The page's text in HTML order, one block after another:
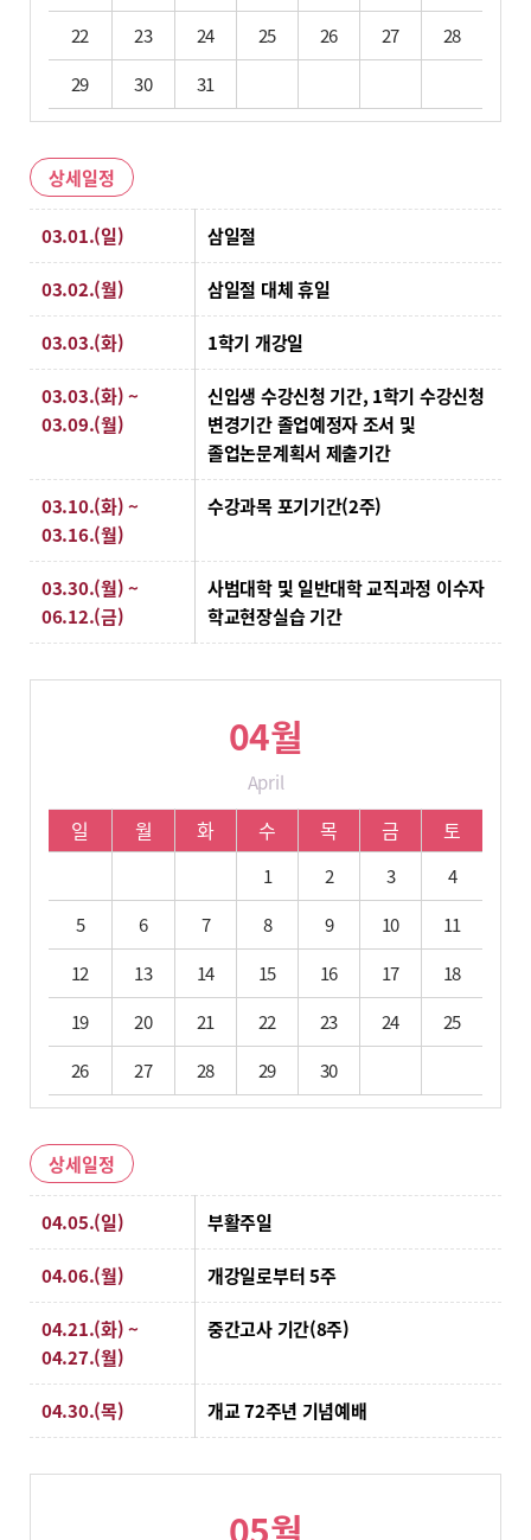
22
23 24 25 26 27
28
29
30 31
상세일정
상세일정
03.01.(일)
삼일절
03.02.(월) 삼일절 대체 휴일
03.03.(화) 1학기 개강일
03.03.(화) ~
03.09.(월)
신입생 수강신청 기간, 1학기 수강신청
변경기간 졸업예정자 조서 및
졸업논문계획서 제출기간
03.10.(화) ~
03.16.(월)
수강과목 포기기간(2주)
03.30.(월) ~
06.12.(금)
사범대학 및 일반대학 교직과정 이수자
학교현장실습 기간
04월
April
04월 학사 일정입니다.
일 월 화 수 목 금 토
1 2 3
4
5
6 7 8 9 10
11
12
13 14 15 16 17
18
19
20 21 22 23 24
25
26
27 28 29 30
상세일정
상세일정
04.05.(일)
부활주일
04.06.(월) 개강일로부터 5주
04.21.(화) ~
04.27.(월)
중간고사 기간(8주)
04.30.(목) 개교 72주년 기념예배
05월